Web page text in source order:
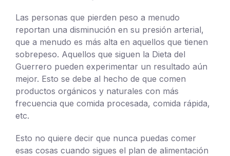
Las personas que pierden peso a menudo
reportan una disminución en su presión arterial,
que a menudo es más alta en aquellos que tienen
sobrepeso. Aquellos que siguen la Dieta del
Guerrero pueden experimentar un resultado aún
mejor. Esto se debe al hecho de que comen
productos orgánicos y naturales con más
frecuencia que comida procesada, comida rápida,
etc.
Esto no quiere decir que nunca puedas comer
esas cosas cuando sigues el plan de alimentación